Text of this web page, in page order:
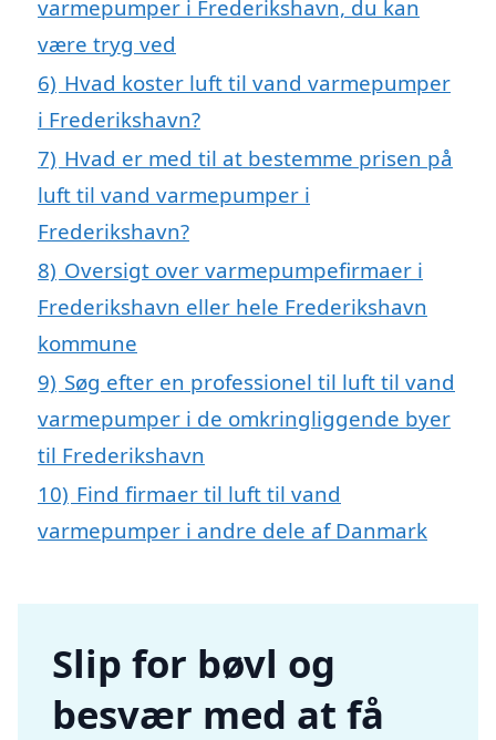
varmepumper i Frederikshavn, du kan
være tryg ved
6) Hvad koster luft til vand varmepumper
i Frederikshavn?
7) Hvad er med til at bestemme prisen på
luft til vand varmepumper i
Frederikshavn?
8) Oversigt over varmepumpefirmaer i
Frederikshavn eller hele Frederikshavn
kommune
9) Søg efter en professionel til luft til vand
varmepumper i de omkringliggende byer
til Frederikshavn
10) Find firmaer til luft til vand
varmepumper i andre dele af Danmark
Slip for bøvl og
besvær med at få